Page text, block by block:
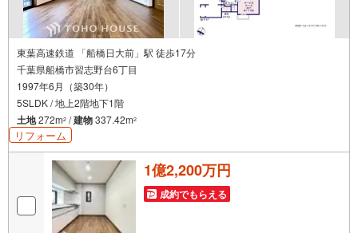
東葉高速鉄道 「船橋日大前」駅 徒歩17分
千葉県船橋市習志野台6丁目
1997年6月（築30年）
5SLDK / 地上2階地下1階
土地272m2 /建物337.42m2
リフォーム
1億2,200万円
成約でもらえる